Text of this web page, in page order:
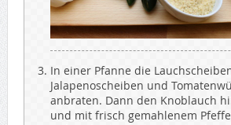
In einer Pfanne die
Jalapenoscheiben und
anbraten. Dann den Knoblauch
und mit frisch gemahlenem